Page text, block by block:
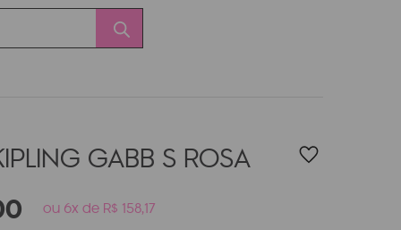
GABB S ROSA
ou 6x de R$ 158,17